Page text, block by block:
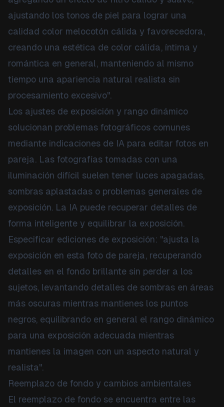
ajustando los tonos de piel para lograr una
calidad color melocotón cálida y favorecedora,
creando una estética de color cálida, íntima y
romántica en general, manteniendo al mismo
tiempo una apariencia natural realista sin
procesamiento excesivo".
Los ajustes de exposición y rango dinámico
solucionan problemas fotográficos comunes
mediante indicaciones de IA para editar fotos en
pareja. Las fotografías tomadas con una
iluminación difícil suelen tener luces apagadas,
sombras aplastadas o problemas generales de
exposición. La IA puede recuperar detalles de
forma inteligente y equilibrar la exposición.
Especificar ediciones de exposición: "ajusta la
exposición en esta foto de pareja, recuperando
detalles en el fondo brillante sin perder a los
sujetos, levantando detalles de sombras en áreas
más oscuras mientras mantienes los puntos
negros, equilibrando en general el rango dinámico
para una exposición adecuada mientras
mantienes la imagen con un aspecto natural y
realista".
Reemplazo de fondo y cambios ambientales
El reemplazo de fondo se encuentra entre las